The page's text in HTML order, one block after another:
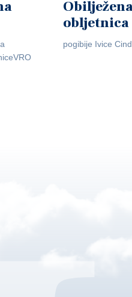
obljetnica
pogibije Ivice